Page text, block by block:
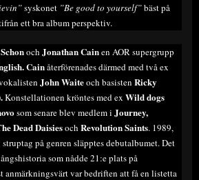
syskonet ”Be good to yourself”bäst på
ett bra album perspektiv.
och Jonathan Cainen AOR supergrupp
Cainåterförenades därmed med två ex
John Waiteoch basisten Ricky
Konstellationen kröntes med ex Wild dogs
som senare blev medlem i Journey,
Dead Daisiesoch Revolution Saints. 1989,
på genren släpptes debutalbumet. Det
som nådde 21:e plats på
anmärkningsvärt var bedriften att få en listetta